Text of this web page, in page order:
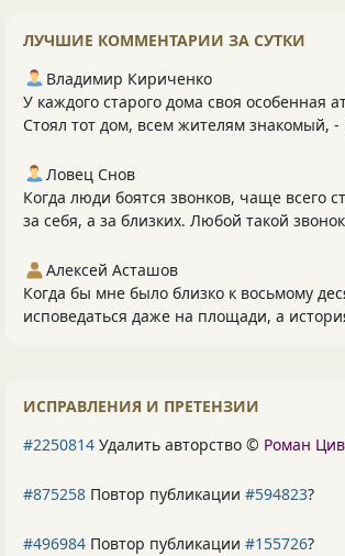
ЛУЧШИЕ КОММЕНТАРИИ ЗА СУТКИ
Владимир Кириченко
У каждого старого дома своя особенная
Стоял тот дом, всем жителям знакомый, -
Ловец Снов
Когда люди боятся звонков, чаще всего
за себя, а за близких. Любой такой
Алексей Асташов
Когда бы мне было близко к восьмому
исповедаться даже на площади, а
ИСПРАВЛЕНИЯ И ПРЕТЕНЗИИ
#2250814 Удалить авторство © Роман
#875258 Повтор публикации #594823?
#496984 Повтор публикации #155726?